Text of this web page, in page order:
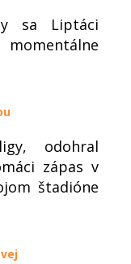
sa Liptáci
odohral
zápas v
štadióne